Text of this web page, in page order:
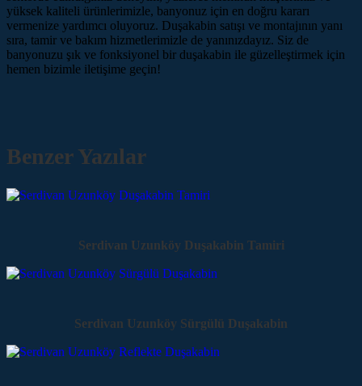
yüksek kaliteli ürünlerimizle, banyonuz için en doğru kararı
vermenize yardımcı oluyoruz. Duşakabin satışı ve montajının yanı
sıra, tamir ve bakım hizmetlerimizle de yanınızdayız. Siz de
banyonuzu şık ve fonksiyonel bir duşakabin ile güzelleştirmek için
hemen bizimle iletişime geçin!
Benzer Yazılar
Serdivan Uzunköy Duşakabin Tamiri
Serdivan Uzunköy Sürgülü Duşakabin